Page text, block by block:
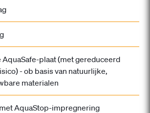
AquaSafe-plaat (met gereduceerd
- ob basis van natuurlijke,
materialen
AquaStop-impregnering